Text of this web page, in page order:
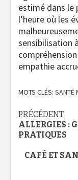
estimé dans le
l’heure où les
sensibilisation
empathie
MOTS CLÉS: SANTÉ
d’article
PRÉCÉDENT
ALLERGIES :
PRATIQUES
CAFÉ ET